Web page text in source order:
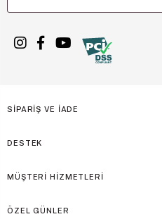
SİPARİŞ VE İADE
DESTEK
MÜŞTERİ HİZMETLERİ
ÖZEL GÜNLER